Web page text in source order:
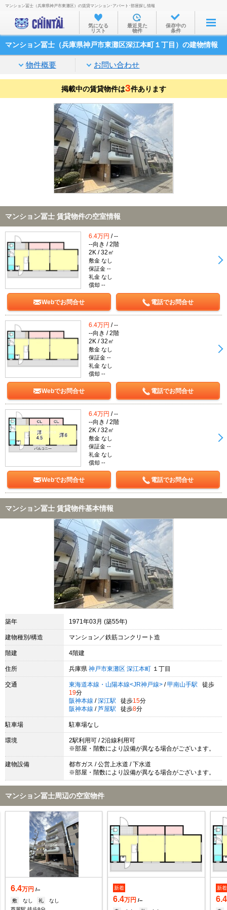
お部屋を探す
沿線・駅から
家賃相場から
通勤通学時間から
物件特集から
不動産会社から
TOP
マンション冨士（兵庫県神戸市東灘区）の賃貸マンション･アパート･部屋探し情報
気になる
リスト
最近見た
物件
保存中の
条件
マンション冨士（兵庫県神戸市東灘区深江本町１丁目）の建物情報
物件概要 お問い合わせ
掲載中の賃貸物件は3件あります
マンション冨士 賃貸物件の空室情報
6.4万円 / --
--向き / 2階
2K / 32㎡
敷金 なし
保証金 --
礼金 なし
償却 --
Webでお問合せ 電話でお問合せ
6.4万円 / --
--向き / 2階
2K / 32㎡
敷金 なし
保証金 --
礼金 なし
償却 --
Webでお問合せ 電話でお問合せ
6.4万円 / --
--向き / 2階
2K / 32㎡
敷金 なし
保証金 --
礼金 なし
償却 --
Webでお問合せ 電話でお問合せ
マンション冨士 賃貸物件基本情報
築年 1971年03月 (築55年)
建物種別/構造 マンション／鉄筋コンクリート造
階建 4階建
住所 兵庫県 神戸市東灘区 深江本町 １丁目
交通 東海道本線・山陽本線<JR神戸線> / 甲南山手駅
徒歩
19分
阪神本線 / 深江駅 徒歩15分
阪神本線 / 芦屋駅 徒歩8分
駐車場 駐車場なし
環境
2駅利用可 / 2沿線利用可
※部屋・階数により設備が異なる場合がございます。
建物設備
都市ガス / 公営上水道 / 下水道
※部屋・階数により設備が異なる場合がございます。
マンション冨士周辺の空室物件
6.4万円 /--
敷
なし 礼
なし
新着
6.4万円 /--
新着
6.4